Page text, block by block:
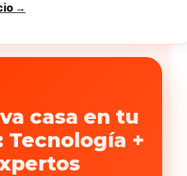
→
casa en tu
Tecnología +